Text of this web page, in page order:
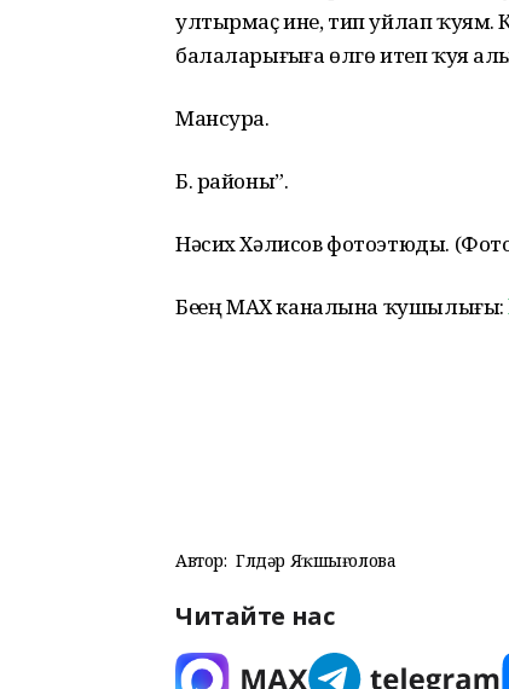
ултырмаҫ ине, тип уйлап ҡуям.
балаларығыҙға өлгө итеп ҡуя
Мансура.
Б. районы”.
Нәсих Хәлисов фотоэтюды.
Беҙҙең МАХ каналына ҡушылығыҙ:
Автор: Гөлдәр Яҡшығолова
Читайте нас